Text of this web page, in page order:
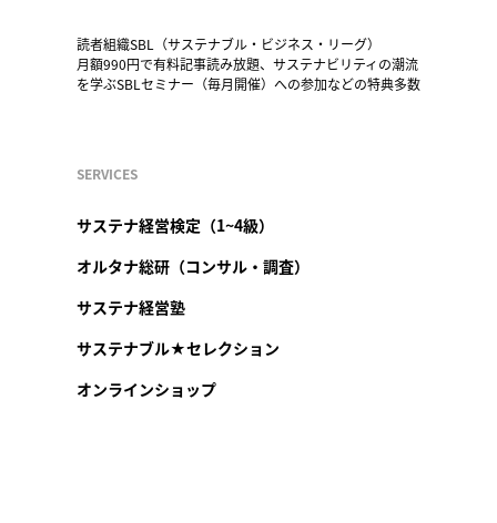
読者組織SBL（サステナブル・ビジネス・リーグ）
月額990円で有料記事読み放題、サステナビリティの潮流
を学ぶSBLセミナー（毎月開催）への参加などの特典多数
SERVICES
サステナ経営検定（1~4級）
オルタナ総研（コンサル・調査）
サステナ経営塾
サステナブル★セレクション
オンラインショップ